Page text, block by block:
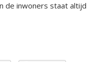
de inwoners staat altijd